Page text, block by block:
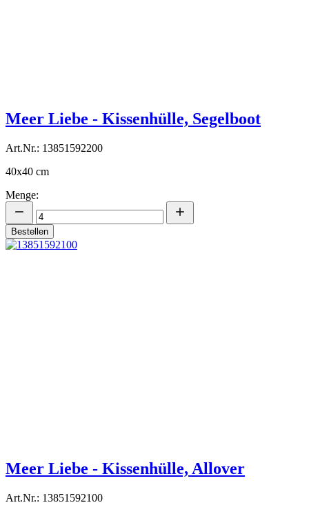
Meer Liebe - Kissenhülle, Segelboot
Art.Nr.: 13851592200
40x40 cm
Menge:
Bestellen
Meer Liebe - Kissenhülle, Allover
Art.Nr.: 13851592100